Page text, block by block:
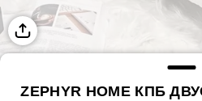
ZEPHYR HOME КПБ